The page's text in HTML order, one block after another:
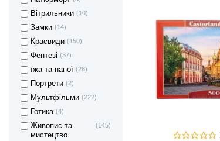
Вітрильники (10)
Замки (14)
Краєвиди (150)
Фентезі (37)
їжа та напої (28)
Портрети (2)
Мультфільми (222)
Готика (4)
Живопис та
мистецтво
(145)